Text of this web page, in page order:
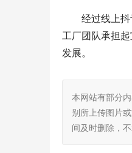
经过线上
工厂团队承担
发展。
本网站有部分
别所上传图片
间及时删除，